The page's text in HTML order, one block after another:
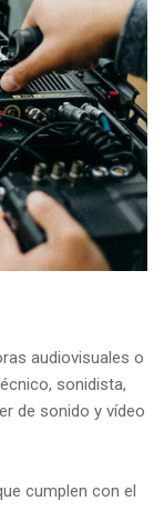
audiovisuales o
sonidista,
de sonido y vídeo
cumplen con el